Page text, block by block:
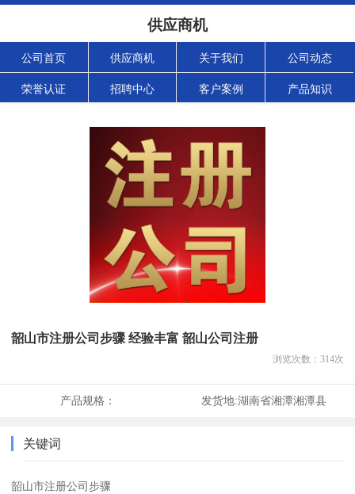
供应商机
公司首页 供应商机 关于我们 公司动态
荣誉认证 招聘中心 客户案例 产品知识
韶山市注册公司步骤 经验丰富 韶山公司注册
浏览次数： 314次
产品规格： 发货地:湖南省湘潭湘潭县
关键词
韶山市注册公司步骤